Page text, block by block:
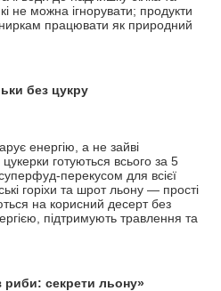
не можна ігнорувати; продукти
працювати як природний
без цукру
енергію, а не зайві
готуються всього за 5
для всієї
горіхи та шрот льону — прості
на корисний десерт без
підтримують травлення та
риби: секрети льону»